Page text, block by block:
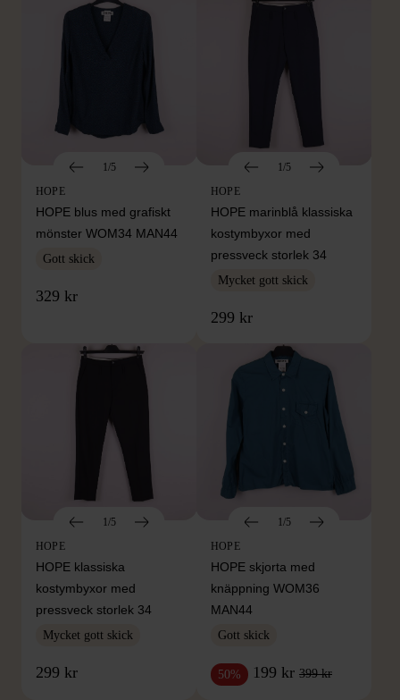
1/5
HOPE
HOPE blus med grafiskt
mönster WOM34 MAN44
Gott skick
329 kr
1/5
HOPE
HOPE marinblå klassiska
kostymbyxor med
pressveck storlek 34
Mycket gott skick
299 kr
1/5
HOPE
HOPE klassiska
kostymbyxor med
pressveck storlek 34
Mycket gott skick
299 kr
1/5
HOPE
HOPE skjorta med
knäppning WOM36
MAN44
Gott skick
50% 199 kr 399 kr